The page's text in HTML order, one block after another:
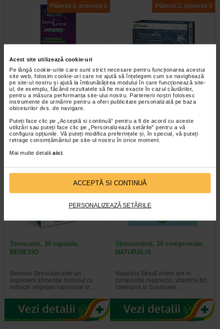
Acest site utilizează cookie-uri
Pe lângă cookie-urile care sunt strict necesare pentru funcționarea acestui
site web, folosim cookie-uri care ne ajută să înțelegem cum se navighează
pe site-ul nostru și ajută la îmbunătățirea modului în care funcționează site-
ul, de exemplu, făcând rezultatele să fie mai exacte în cazul căutărilor,
pentru a măsura performanța site-ului nostru. Partenerii noștri folosesc
instrumente de urmărire pentru a oferi publicitate personalizată pe baza
obiceiurilor dvs. de navigare.
Puteți face clic pe „Acceptă si continuă” pentru a fi de acord cu aceste
utilizări sau puteți face clic pe „Personalizează setările” pentru a vă
configura opțiunile. Vă puteți modifica preferințele și, în special, vă puteți
retrage consimțământul pe site-ul nostru în orice moment.
Mai multe detalii aici
ACCEPTĂ SI CONTINUĂ
PERSONALIZEAZĂ SETĂRILE
Plătești 2, primești 3
SomnControl spray bucal, 30
ml, NATURALIS
Naturalis SomnControl spray bucal
este un supliment alimentar sub
forma lichida, cu aroma de…
Plătești 2, primești 3
Neuroalfa, 20 capsule moi,
BENESIO
spectru larg de vitamine din…
Plătești 2, primești 3
Strescalm, 30 capsule,
BENESIO
Benesio Strescalm este un
supliment alimentar formulat cu
extracte vegetale valoroase si…
Plătești 2, primești 3
Strescontrol, 20 comprimate,
NATURALIS
Naturalis StresControl are in
compozitie magneziu, vitamina B6,
Valeriana si Sunatoare…